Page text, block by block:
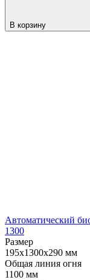
В корзину
Автоматический
1300
Размер
195x1300x290 мм
Общая линия огня
1100 мм